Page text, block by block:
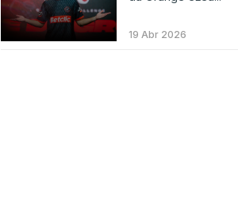
BLAST Bounty S2 na RTP Arena: Regressa o
melhor Counter-Strike
19 Abr 2026